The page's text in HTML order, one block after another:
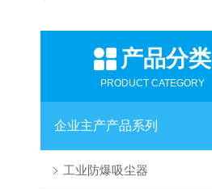
产品分类
PRODUCT CATEGORY
企业主产产品系列
工业防爆吸尘器